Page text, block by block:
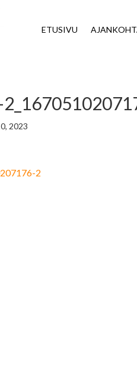
ETUSIVU
2023
2